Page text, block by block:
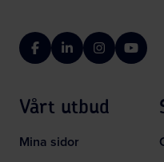
FacebookLinkedInInstagram
Vårt utbud
Mina sidor